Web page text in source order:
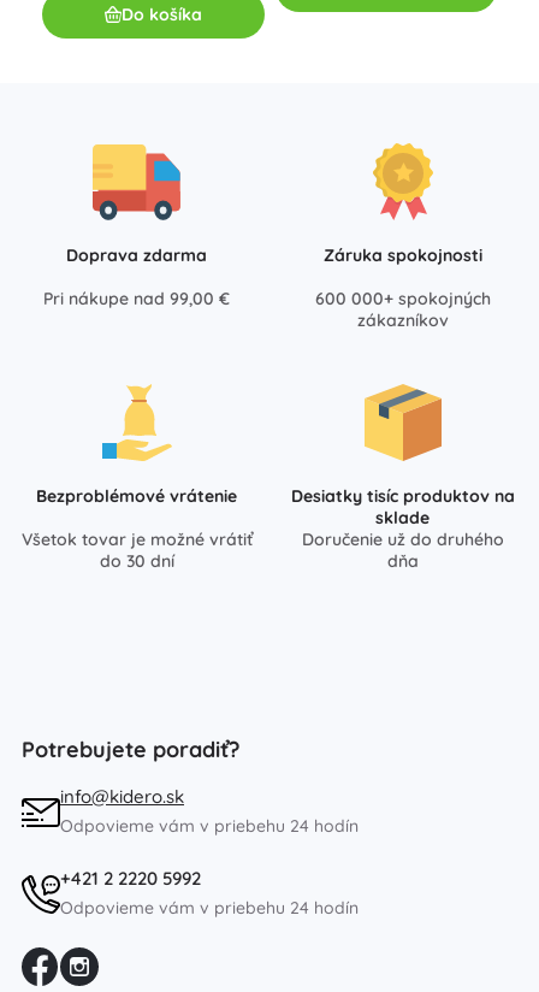
Do košíka
Doprava zdarma
Pri nákupe nad 99,00 €
Záruka spokojnosti
600 000+ spokojných
zákazníkov
Bezproblémové vrátenie
Všetok tovar je možné vrátiť
do 30 dní
Desiatky tisíc produktov na
sklade
Doručenie už do druhého
dňa
Potrebujete poradiť?
info@kidero.sk
Odpovieme vám v priebehu 24 hodín
+421 2 2220 5992
Odpovieme vám v priebehu 24 hodín